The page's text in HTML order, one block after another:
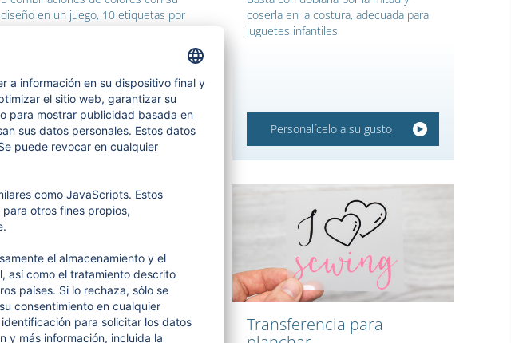
diseño en un juego, 10 etiquetas por
combinación de colores, 100%
Personalícelo a su gusto
coserla en la costura, adecuada para
juguetes infantiles
Personalícelo a su gusto
Etiquetas de algodón
Transferencia para